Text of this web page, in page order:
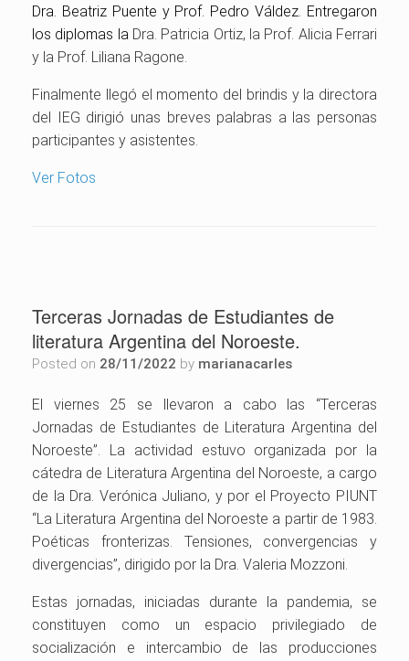
Dra. Beatriz Puente y Prof. Pedro Váldez. Entregaron
los diplomas la Dra. Patricia Ortiz, la Prof. Alicia Ferrari
y la Prof. Liliana Ragone.
Finalmente llegó el momento del brindis y la directora
del IEG dirigió unas breves palabras a las personas
participantes y asistentes.
Ver Fotos
Terceras Jornadas de Estudiantes de
literatura Argentina del Noroeste.
Posted on 28/11/2022 by marianacarles
El viernes 25 se llevaron a cabo las “Terceras
Jornadas de Estudiantes de Literatura Argentina del
Noroeste”. La actividad estuvo organizada por la
cátedra de Literatura Argentina del Noroeste, a cargo
de la Dra. Verónica Juliano, y por el Proyecto PIUNT
“La Literatura Argentina del Noroeste a partir de 1983.
Poéticas fronterizas. Tensiones, convergencias y
divergencias”, dirigido por la Dra. Valeria Mozzoni.
Estas jornadas, iniciadas durante la pandemia, se
constituyen como un espacio privilegiado de
socialización e intercambio de las producciones